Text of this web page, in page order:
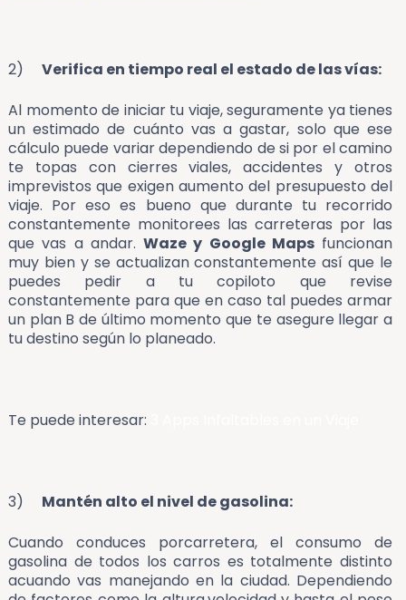
2) Verifica en tiempo real el estado de las vías:
Al momento de iniciar tu viaje, seguramente ya tienes
un estimado de cuánto vas a gastar, solo que ese
cálculo puede variar dependiendo de si por el camino
te topas con cierres viales, accidentes y otros
imprevistos que exigen aumento del presupuesto del
viaje. Por eso es bueno que durante tu recorrido
constantemente monitorees las carreteras por las
que vas a andar. Waze y Google Mapsfuncionan
muy bien y se actualizan constantemente así que le
puedes pedir a tu copiloto que revise
constantemente para que en caso tal puedes armar
un plan B de último momento que te asegure llegar a
tu destino según lo planeado.
Te puede interesar:
3) Mantén alto el nivel de gasolina:
Cuando conduces porcarretera, el consumo de
gasolina de todos los carros es totalmente distinto
acuando vas manejando en la ciudad. Dependiendo